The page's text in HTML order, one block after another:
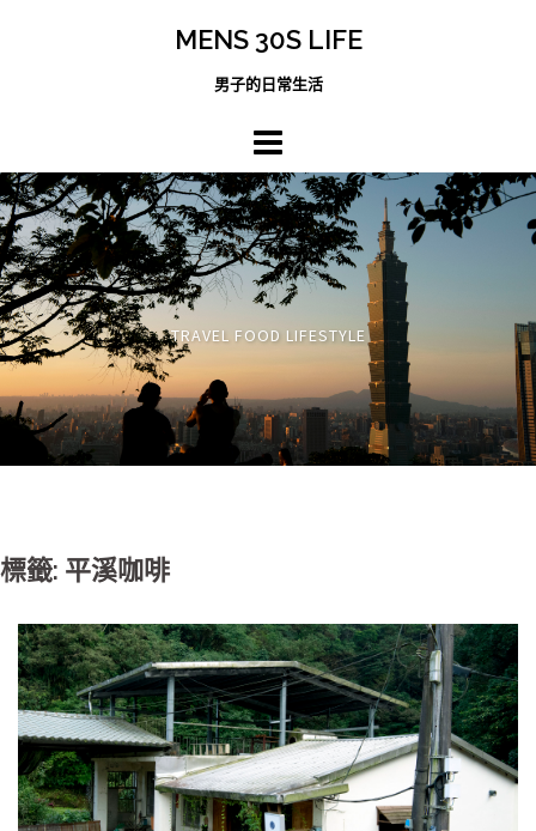
MENS 30S LIFE
男子的日常生活
TRAVEL FOOD LIFESTYLE
標籤: 平溪咖啡